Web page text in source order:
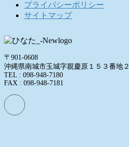
プライバシーポリシー
サイトマップ
〒901-0608
沖縄県南城市玉城字親慶原１５３番地２
TEL : 098-948-7180
FAX : 098-948-7181